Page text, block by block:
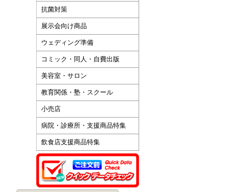
抗菌対策
展示会向け商品
ウェディング準備
コミック・同人・自費出版
美容室・サロン
教育関係・塾・スクール
小売店
病院・診療所・支援商品特集
飲食店支援商品特集